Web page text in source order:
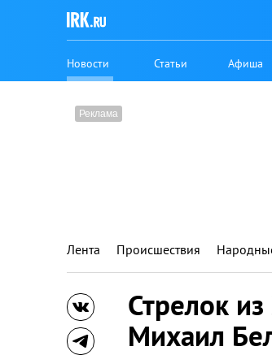
Новости Статьи Афиша
Лента Происшествия
Стрелок
Михаил